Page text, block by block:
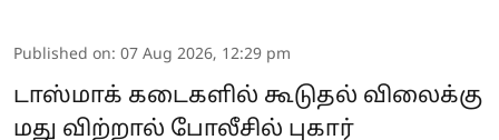
Published on: 07 Aug 2026, 12:29 pm
டாஸ்மாக் கடைகளில் கூடுதல் விலைக்கு
மது விற்றால் போலீசில் புகார்